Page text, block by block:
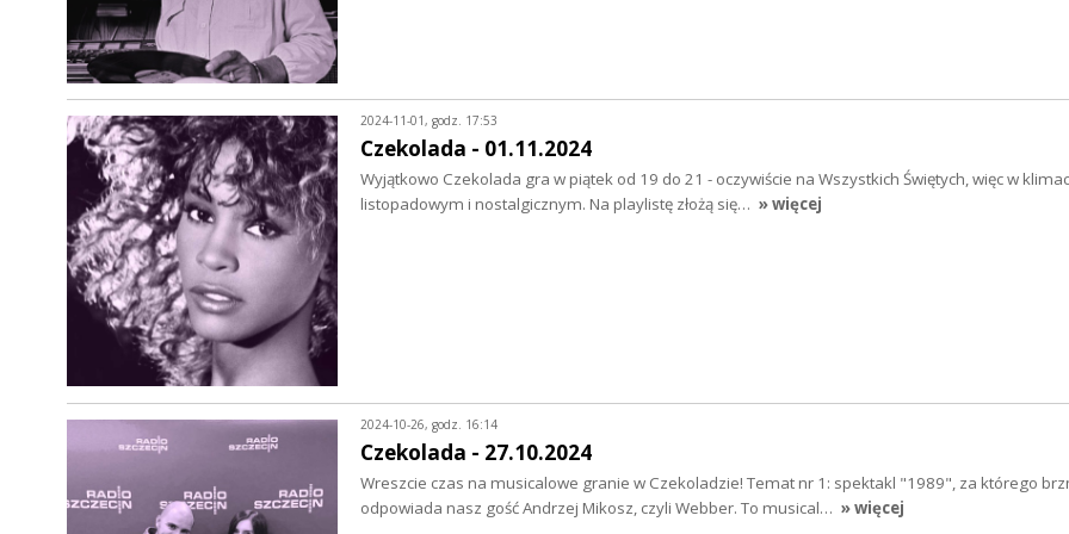
2024-11-01, godz. 17:53
Czekolada - 01.11.2024
Wyjątkowo Czekolada gra w piątek od 19 do 21 - oczywiście na Wszystkich Świętych, więc w
listopadowym i nostalgicznym. Na playlistę złożą się… » więcej
2024-10-26, godz. 16:14
Czekolada - 27.10.2024
Wreszcie czas na musicalowe granie w Czekoladzie! Temat nr 1: spektakl "1989", za którego
odpowiada nasz gość Andrzej Mikosz, czyli Webber. To musical… » więcej